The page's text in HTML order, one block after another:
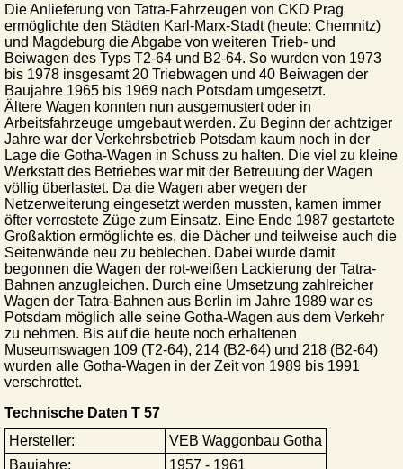
Die Anlieferung von Tatra-Fahrzeugen von CKD Prag
ermöglichte den Städten Karl-Marx-Stadt (heute: Chemnitz)
und Magdeburg die Abgabe von weiteren Trieb- und
Beiwagen des Typs T2-64 und B2-64. So wurden von 1973
bis 1978 insgesamt 20 Triebwagen und 40 Beiwagen der
Baujahre 1965 bis 1969 nach Potsdam umgesetzt.
Ältere Wagen konnten nun ausgemustert oder in
Arbeitsfahrzeuge umgebaut werden. Zu Beginn der achtziger
Jahre war der Verkehrsbetrieb Potsdam kaum noch in der
Lage die Gotha-Wagen in Schuss zu halten. Die viel zu kleine
Werkstatt des Betriebes war mit der Betreuung der Wagen
völlig überlastet. Da die Wagen aber wegen der
Netzerweiterung eingesetzt werden mussten, kamen immer
öfter verrostete Züge zum Einsatz. Eine Ende 1987 gestartete
Großaktion ermöglichte es, die Dächer und teilweise auch die
Seitenwände neu zu beblechen. Dabei wurde damit
begonnen die Wagen der rot-weißen Lackierung der Tatra-
Bahnen anzugleichen. Durch eine Umsetzung zahlreicher
Wagen der Tatra-Bahnen aus Berlin im Jahre 1989 war es
Potsdam möglich alle seine Gotha-Wagen aus dem Verkehr
zu nehmen. Bis auf die heute noch erhaltenen
Museumswagen 109 (T2-64), 214 (B2-64) und 218 (B2-64)
wurden alle Gotha-Wagen in der Zeit von 1989 bis 1991
verschrottet.
Technische Daten T 57
Hersteller:
VEB Waggonbau Gotha
Baujahre:
1957 - 1961